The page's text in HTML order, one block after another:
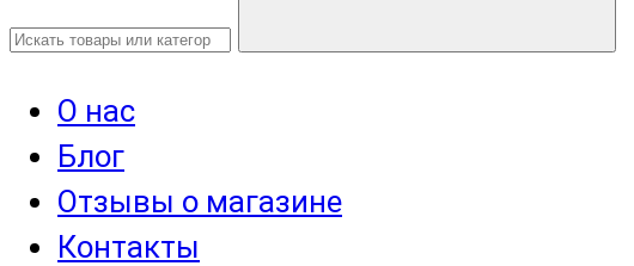
О нас
Блог
Отзывы о магазине
Контакты